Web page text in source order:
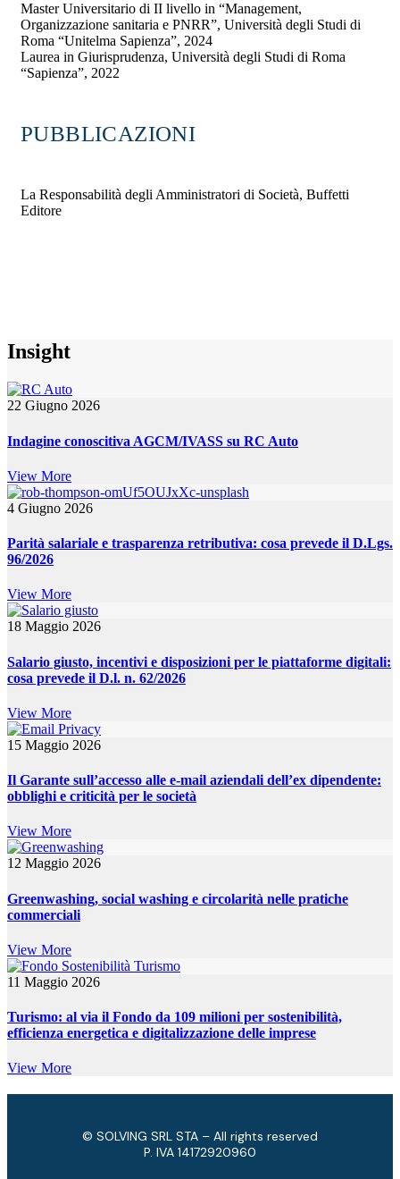
Master Universitario di II livello in “Management,
Organizzazione sanitaria e PNRR”, Università degli Studi di
Roma “Unitelma Sapienza”, 2024
Laurea in Giurisprudenza, Università degli Studi di Roma
“Sapienza”, 2022
PUBBLICAZIONI
La Responsabilità degli Amministratori di Società, Buffetti
Editore
Insight
22 Giugno 2026
Indagine conoscitiva AGCM/IVASS su RC Auto
View More
4 Giugno 2026
Parità salariale e trasparenza retributiva: cosa prevede il D.Lgs.
96/2026
View More
18 Maggio 2026
Salario giusto, incentivi e disposizioni per le piattaforme digitali:
cosa prevede il D.l. n. 62/2026
View More
15 Maggio 2026
Il Garante sull’accesso alle e-mail aziendali dell’ex dipendente:
obblighi e criticità per le società
View More
12 Maggio 2026
Greenwashing, social washing e circolarità nelle pratiche
commerciali
View More
11 Maggio 2026
Turismo: al via il Fondo da 109 milioni per sostenibilità,
efficienza energetica e digitalizzazione delle imprese
View More
© SOLVING SRL STA – All rights reserved
P. IVA ​14172920960